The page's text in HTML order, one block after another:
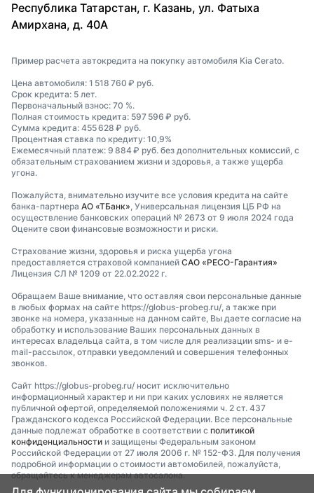
Республика Татарстан, г. Казань, ул. Фатыха
Амирхана, д. 40А
Пример расчета автокредита на покупку автомобиля Kia Cerato.
Цена автомобиля: 1 518 760 ₽ руб.
Срок кредита: 5 лет.
Первоначальный взнос: 70 %.
Полная стоимость кредита: 597 596 ₽ руб.
Сумма кредита: 455 628 ₽ руб.
Процентная ставка по кредиту: 10,9%
Ежемесячный платеж: 9 884 ₽ руб. без дополнительных комиссий, с
обязательным страхованием жизни и здоровья, а также ущерба
угона.
Пожалуйста, внимательно изучите все условия кредита на сайте
банка-партнера АО «ТБанк», Универсальная лицензия ЦБ РФ на
осуществление банковских операций № 2673 от 9 июля 2024 года
Оцените свои финансовые возможности и риски.
Страхование жизни, здоровья и риска ущерба угона
предоставляется страховой компанией САО «РЕСО-Гарантия»
Лицензия СЛ № 1209 от 22.02.2022 г.
Обращаем Ваше внимание, что оставляя свои персональные данные
в любых формах на сайте https://globus-probeg.ru/, а также при
звонке на номера, указанные на данном сайте, Вы даете согласие на
обработку и использование Ваших персональных данных в
интересах владельца сайта, в том числе для реализации sms- и e-
mail-рассылок, отправки уведомлений и совершения телефонных
звонков.
Сайт https://globus-probeg.ru/ носит исключительно
информационный характер и ни при каких условиях не является
публичной офертой, определяемой положениями ч. 2 ст. 437
Гражданского кодекса Российской Федерации. Все персональные
данные подлежат обработке в соответствии с политикой
конфиденциальности и защищены Федеральным законом
Российской Федерации от 27 июля 2006 г. № 152-ФЗ. Для получения
подробной информации о стоимости автомобилей, пожалуйста,
обращайтесь к менеджерам автосалона.